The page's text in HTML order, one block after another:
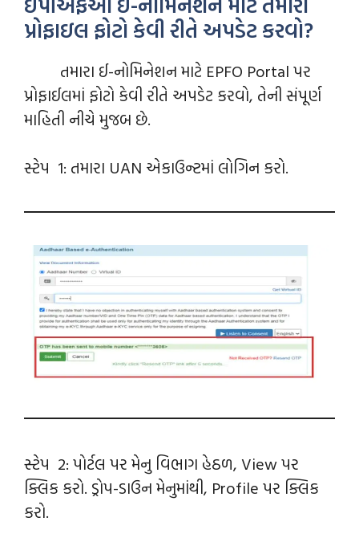
પ્રોફાઇલ ફોટો કેવી રીતે અપડેટ કરવો?
તમારા ઈ-નોમિનેશન માટે EPFO Portal પર
પ્રોફાઈલમાં ફોટો કેવી રીતે અપડેટ કરવો, તેની સંપૂર્ણ
માહિતી નીચે મુજબ છે.
સ્ટેપ 1: તમારા UAN એકાઉન્ટમાં લોગિન કરો.
સ્ટેપ 2: પોર્ટલ પર મેનુ વિભાગ હેઠળ, View પર
ક્લિક કરો. ડ્રોપ-ડાઉન મેનુમાંથી, Profile પર ક્લિક
કરો.